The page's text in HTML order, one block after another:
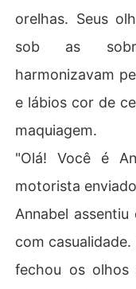
"Uau! Ela também
No entanto, muitas
t não a amava. Até
com sua
ha linda noiva,
Duas perguntas
a garota escondeu
e repente se
orelhas. Seus
sob as
harmonizavam
e lábios cor de
maquiagem.
"Olá! Você é
motorista
Annabel
com
fechou os olhos